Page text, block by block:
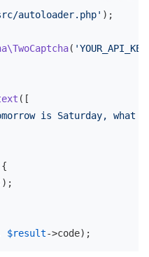
autoloader.php' );
(
([
is Saturday, what
$result->code);